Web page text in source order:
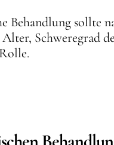
Behandlung sollte
Schweregrad